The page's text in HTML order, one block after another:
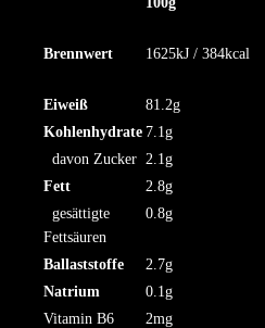
Brennwert 1625kJ / 384kcal
Eiweiß
81.2g
Kohlenhydrate 7.1g
davon Zucker 2.1g
Fett
2.8g
gesättigte
Fettsäuren
0.8g
Ballaststoffe 2.7g
Natrium
0.1g
Vitamin B6
2mg